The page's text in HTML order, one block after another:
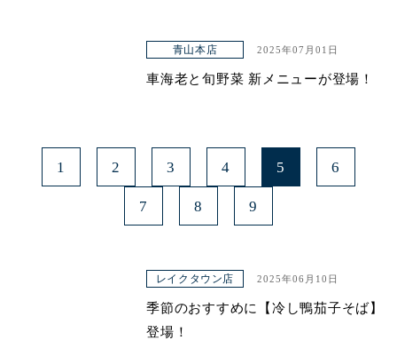
青山本店 2025年07月01日
車海老と旬野菜 新メニューが登場！
1 2 3 4 5 6
7 8 9
レイクタウン店 2025年06月10日
季節のおすすめに【冷し鴨茄子そば】
登場！